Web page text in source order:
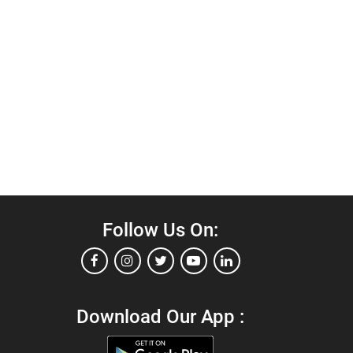
Follow Us On:
Download Our App :